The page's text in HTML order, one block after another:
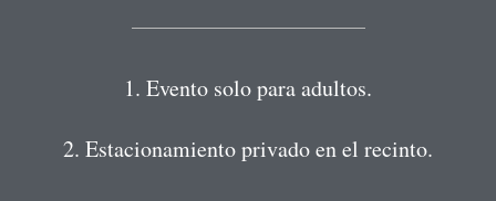
1. Evento solo para adultos.
2. Estacionamiento privado en el recinto.